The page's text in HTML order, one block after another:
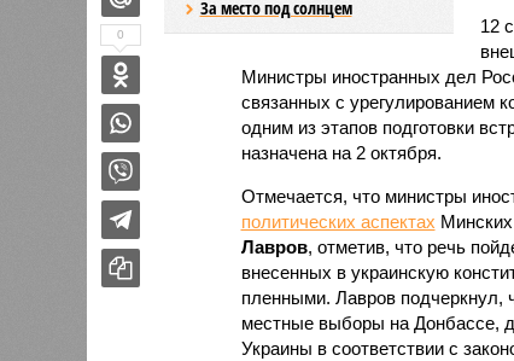
За место под солнцем
12
Министры иностранных дел
связанных с урегулированием
одним из этапов подготовки
назначена на 2 октября.
Отмечается, что министры
политических аспектах
Лавров, отметив, что речь
внесенных в украинскую
пленными. Лавров подчеркнул,
местные выборы на Донбассе,
Украины в соответствии с
0